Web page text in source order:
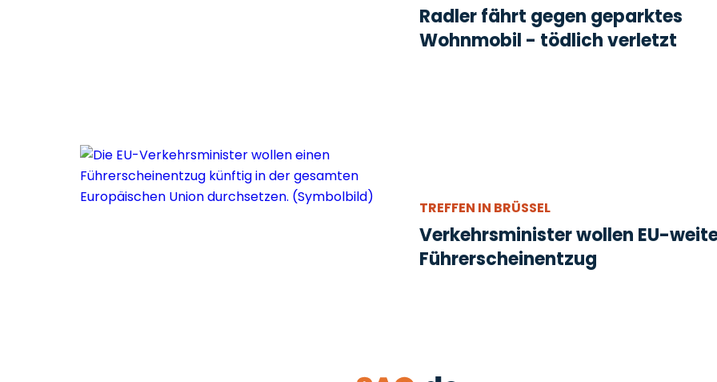
Radler fährt gegen geparktes
Wohnmobil - tödlich verletzt
TREFFEN IN BRÜSSEL
Verkehrsminister wollen EU-
Führerscheinentzug